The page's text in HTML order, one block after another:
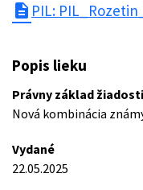
description PIL:
Popis lieku
Právny základ žiadosti
Nová kombinácia
Vydané
22.05.2025